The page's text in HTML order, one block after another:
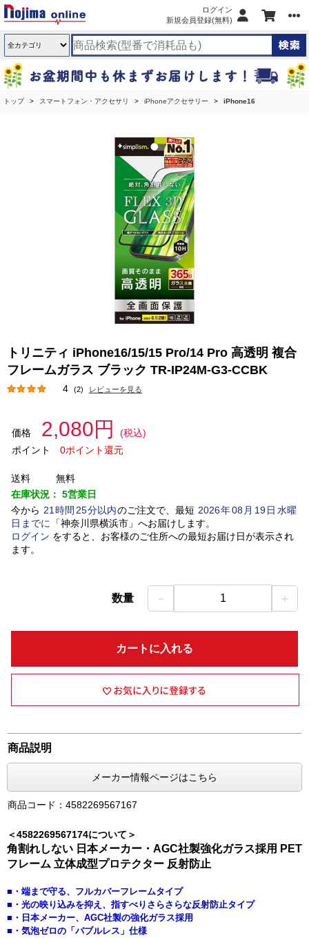
ログイン
新規会員登録(無料)
トップ スマートフォン・アクセサリ iPhoneアクセサリー iPhone16
トリニティ iPhone16/15/15 Pro/14 Pro 高透明 複合
フレームガラス ブラック TR-IP24M-G3-CCBK
4 (2) レビューを見る
価格 2,080円
(税込)
ポイント
0ポイント還元
送料
無料
在庫状況： 5営業日
今から 21 時間 25分以内のご注文で、最短 2026年08 月 19日水曜
日 までに 「神奈川県横浜市」 へお届けします。
ログイン をすると、お客様のご住所への最短お届け日が表示され
ます。
数量 － 1 ＋
カートに入れる
商品説明
メーカー情報ページはこちら
商品コード：4582269567167
＜4582269567174について＞
角割れしない 日本メーカー・AGC社製強化ガラス採用 PET
フレーム 立体成型プロテクター 反射防止
■・端まで守る、フルカバーフレームタイプ
■・光の映り込みを抑え、指すべりさらさらな反射防止タイプ
■・日本メーカー、AGC社製の強化ガラス採用
■・気泡ゼロの「バブルレス」仕様